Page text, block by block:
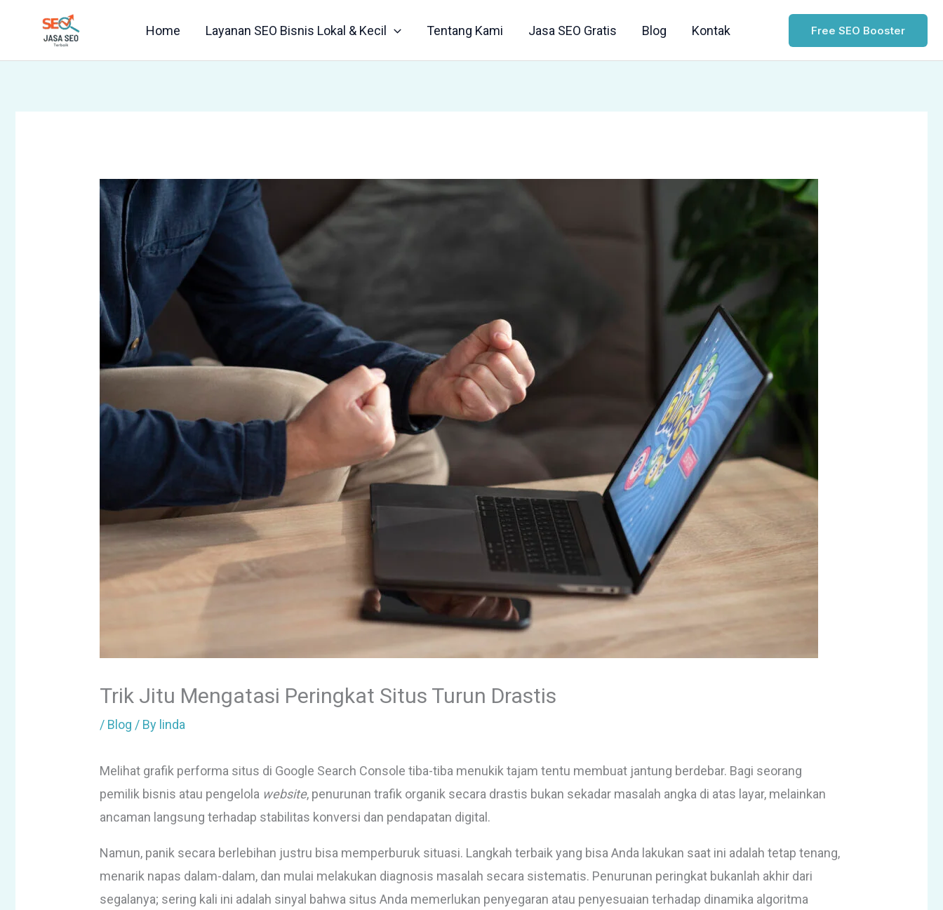
content
Home Layanan SEO Bisnis Lokal & Kecil Tentang Kami Jasa SEO Gratis Blog Kontak Free SEO Booster
Trik Jitu Mengatasi Peringkat Situs Turun Drastis
/ Blog / By linda
Melihat grafik performa situs di Google Search Console tiba-tiba menukik tajam tentu membuat jantung berdebar. Bagi seorang
pemilik bisnis atau pengelola website, penurunan trafik organik secara drastis bukan sekadar masalah angka di atas layar, melainkan
ancaman langsung terhadap stabilitas konversi dan pendapatan digital.
Namun, panik secara berlebihan justru bisa memperburuk situasi. Langkah terbaik yang bisa Anda lakukan saat ini adalah tetap tenang,
menarik napas dalam-dalam, dan mulai melakukan diagnosis masalah secara sistematis. Penurunan peringkat bukanlah akhir dari
segalanya; sering kali ini adalah sinyal bahwa situs Anda memerlukan penyegaran atau penyesuaian terhadap dinamika algoritma